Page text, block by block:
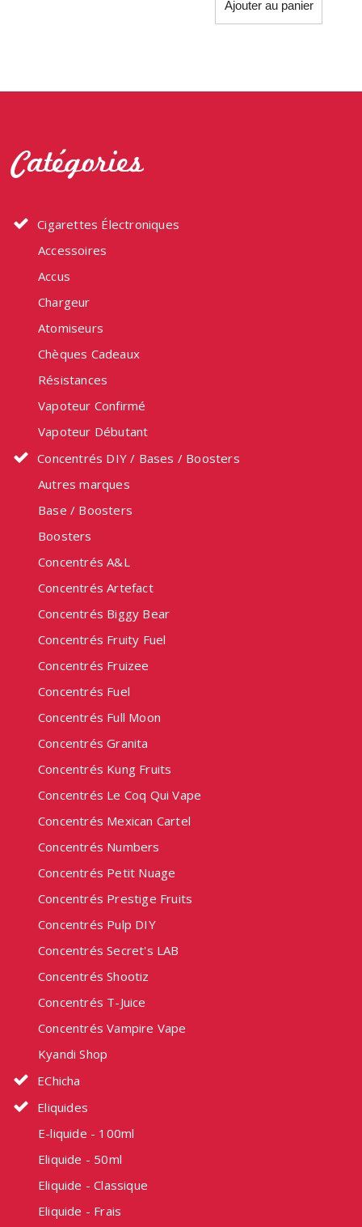
était : est :
Ajouter au panier
Catégories
Cigarettes Électroniques
Accessoires
Accus
Chargeur
Atomiseurs
Chèques Cadeaux
Résistances
Vapoteur Confirmé
Vapoteur Débutant
Concentrés DIY / Bases / Boosters
Autres marques
Base / Boosters
Boosters
Concentrés A&L
Concentrés Artefact
Concentrés Biggy Bear
Concentrés Fruity Fuel
Concentrés Fruizee
Concentrés Fuel
Concentrés Full Moon
Concentrés Granita
Concentrés Kung Fruits
Concentrés Le Coq Qui Vape
Concentrés Mexican Cartel
Concentrés Numbers
Concentrés Petit Nuage
Concentrés Prestige Fruits
Concentrés Pulp DIY
Concentrés Secret's LAB
Concentrés Shootiz
Concentrés T-Juice
Concentrés Vampire Vape
Kyandi Shop
EChicha
Eliquides
E-liquide - 100ml
Eliquide - 50ml
Eliquide - Classique
Eliquide - Frais